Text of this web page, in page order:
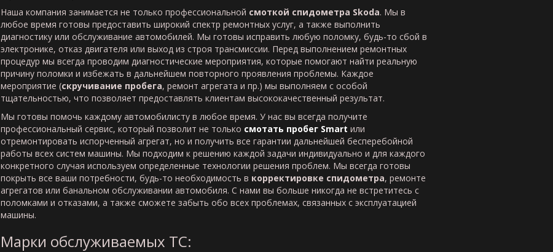
Наша компания занимается не только профессиональной смоткой спидометра Skoda. Мы в
любое время готовы предоставить широкий спектр ремонтных услуг, а также выполнить
диагностику или обслуживание автомобилей. Мы готовы исправить любую поломку, будь-то сбой в
электронике, отказ двигателя или выход из строя трансмиссии. Перед выполнением ремонтных
процедур мы всегда проводим диагностические мероприятия, которые помогают найти реальную
причину поломки и избежать в дальнейшем повторного проявления проблемы. Каждое
мероприятие (скручивание пробега, ремонт агрегата и пр.) мы выполняем с особой
тщательностью, что позволяет предоставлять клиентам высококачественный результат.
Мы готовы помочь каждому автомобилисту в любое время. У нас вы всегда получите
профессиональный сервис, который позволит не только смотать пробег Smart или
отремонтировать испорченный агрегат, но и получить все гарантии дальнейшей бесперебойной
работы всех систем машины. Мы подходим к решению каждой задачи индивидуально и для каждого
конкретного случая используем определенные технологии решения проблем. Мы всегда готовы
покрыть все ваши потребности, будь-то необходимость в корректировке спидометра, ремонте
агрегатов или банальном обслуживании автомобиля. С нами вы больше никогда не встретитесь с
поломками и отказами, а также сможете забыть обо всех проблемах, связанных с эксплуатацией
машины.
Марки обслуживаемых ТС: